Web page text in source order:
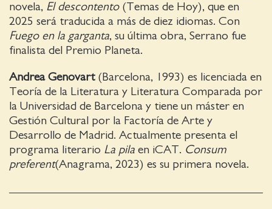
novela, El descontento(Temas de Hoy), que en
2025 será traducida a más de diez idiomas. Con
Fuego en la garganta, su última obra, Serrano fue
finalista del Premio Planeta.
Andrea Genovart (Barcelona, 1993) es licenciada en
Teoría de la Literatura y Literatura Comparada por
la Universidad de Barcelona y tiene un máster en
Gestión Cultural por la Factoría de Arte y
Desarrollo de Madrid. Actualmente presenta el
programa literario La pila en iCAT. Consum
preferent(Anagrama, 2023) es su primera novela.